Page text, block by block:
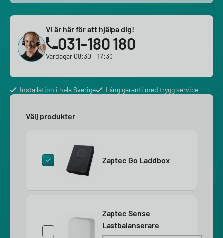
Vi är här för att hjälpa dig!
031-180 180
Vardagar 08:30 – 17:30
Installation i hela Sverige Lång garanti med trygg service
Välj produkter
Zaptec Go Laddbox
Zaptec Sense
Lastbalanserare